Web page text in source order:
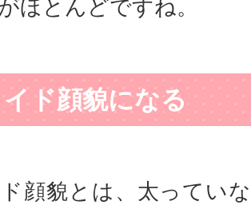
ほとんどですね。
ド顔貌になる
顔貌とは、太ってい